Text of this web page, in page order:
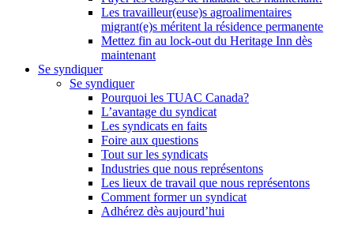
Les travailleur(euse)s agroalimentaires
migrant(e)s méritent la résidence permanente
Mettez fin au lock-out du Heritage Inn dès
maintenant
Se syndiquer
Se syndiquer
Pourquoi les TUAC Canada?
L’avantage du syndicat
Les syndicats en faits
Foire aux questions
Tout sur les syndicats
Industries que nous représentons
Les lieux de travail que nous représentons
Comment former un syndicat
Adhérez dès aujourd’hui